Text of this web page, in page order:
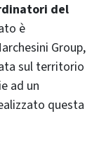
del
è
Group,
sul territorio
ad un
questa